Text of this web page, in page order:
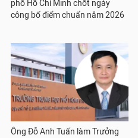
phố Hồ Chí Minh chốt ngày
công bố điểm chuẩn năm 2026
Ông Đỗ Anh Tuấn làm Trưởng